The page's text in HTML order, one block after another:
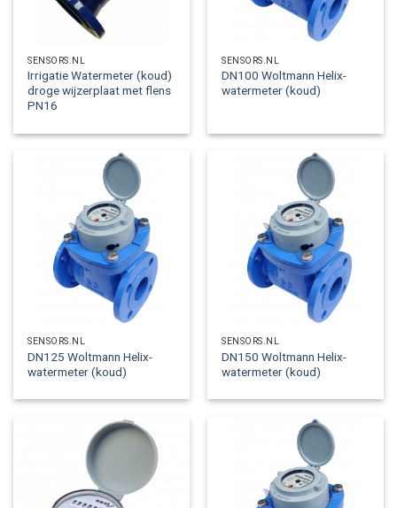
SENSORS.NL
Irrigatie Watermeter (koud)
droge wijzerplaat met flens
PN16
SENSORS.NL
DN100 Woltmann Helix-
watermeter (koud)
SENSORS.NL
DN125 Woltmann Helix-
watermeter (koud)
SENSORS.NL
DN150 Woltmann Helix-
watermeter (koud)